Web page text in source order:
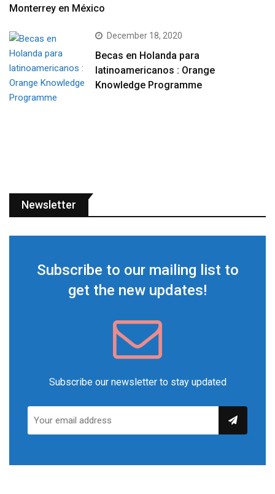
Monterrey en México
December 18, 2020
Becas en Holanda para
latinoamericanos : Orange
Knowledge Programme
Newsletter
Subscribe to our mailing list to
get the new updates!
Subscribe our newsletter to stay updated